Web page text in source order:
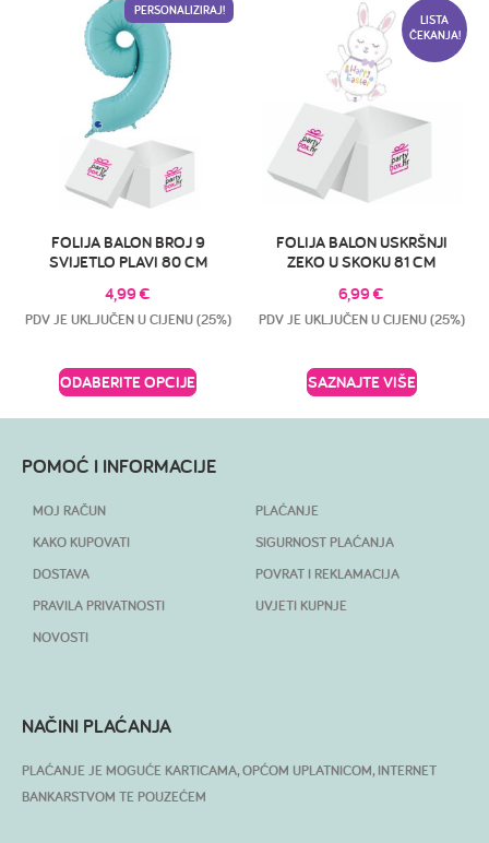
PERSONALIZIRAJ!
FOLIJA BALON BROJ 9
SVIJETLO PLAVI 80 CM
4,99€
PDV JE UKLJUČEN U CIJENU (25%)
ODABERITE OPCIJE
LISTA
ČEKANJA!
FOLIJA BALON USKRŠNJI
ZEKO U SKOKU 81 CM
6,99€
PDV JE UKLJUČEN U CIJENU (25%)
SAZNAJTE VIŠE
POMOĆ I INFORMACIJE
MOJ RAČUN
KAKO KUPOVATI
DOSTAVA
PRAVILA PRIVATNOSTI
NOVOSTI
PLAĆANJE
SIGURNOST PLAĆANJA
POVRAT I REKLAMACIJA
UVJETI KUPNJE
NAČINI PLAĆANJA
PLAĆANJE JE MOGUĆE KARTICAMA, OPĆOM UPLATNICOM, INTERNET
BANKARSTVOM TE POUZEĆEM